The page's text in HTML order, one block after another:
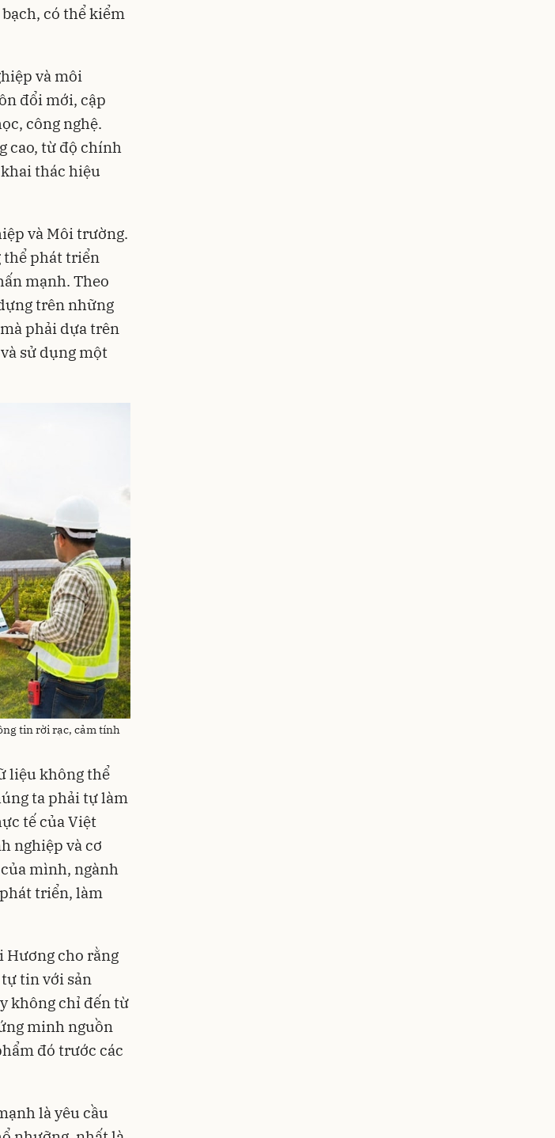
có thể kiểm
và môi
đổi mới, cập
công nghệ.
cao, từ độ chính
thác hiệu
và Môi trường.
thể phát triển
mạnh. Theo
trên những
phải dựa trên
sử dụng một
tin rời rạc, cảm tính
liệu không thể
ta phải tự làm
tế của Việt
nghiệp và cơ
mình, ngành
triển, làm
Hương cho rằng
tự tin với sản
không chỉ đến từ
minh nguồn
đó trước các
là yêu cầu